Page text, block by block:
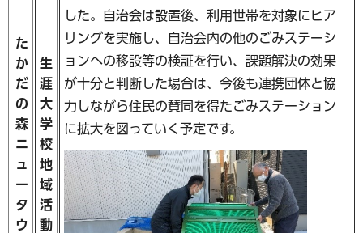
た
か
だ
の
森
ニ
ュ
ー
タ
ウ
生
涯
大
学
校
地
域
活
動
した。自治会は設置後、利用世帯を対象にヒア
リングを実施し、自治会内の他のごみステーシ
ョンへの移設等の検証を行い、課題解決の効果
が十分と判断した場合は、今後も連携団体と協
力しながら住民の賛同を得たごみステーション
に拡大を図っていく予定です。